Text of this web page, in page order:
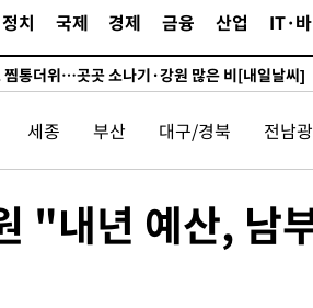
정치 국제 경제 금융 산업 IT·
령, '호우피해' 안동·의성 관할 4개 면 특별재난
찜통더위…곳곳 소나기·강원 많은 비[내일날씨]
영·이다영 자매, 아제르바이잔 투란VC 입단
접대 7경기 들여다보니…한국 축구 '5승 2무'
6200선 약보합…0.60% 내린 6258.77에 마쳐
세종 부산 대구/경북 전남
"내년 예산, 남